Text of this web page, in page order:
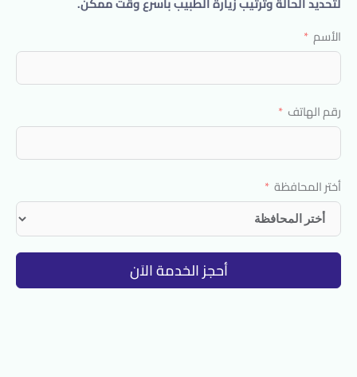
الأسم
رقم الهاتف
أختر المحافظة
أحجز الخدمة الاَن